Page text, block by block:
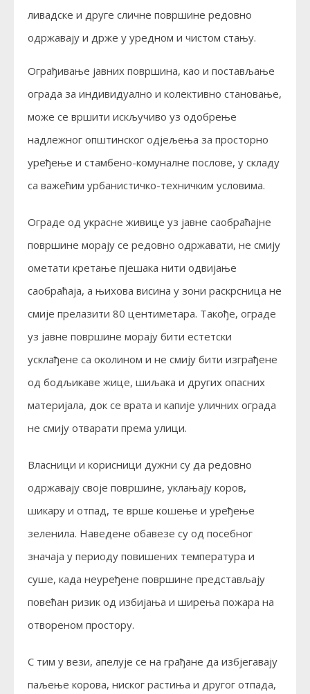
ливадске и друге сличне површине редовно
одржавају и држе у уредном и чистом стању.
Ограђивање јавних површина, као и постављање
ограда за индивидуално и колективно становање,
може се вршити искључиво уз одобрење
надлежног општинског одјељења за просторно
уређење и стамбено-комуналне послове, у складу
са важећим урбанистичко-техничким условима.
Ограде од украсне живице уз јавне саобраћајне
површине морају се редовно одржавати, не смију
ометати кретање пјешака нити одвијање
саобраћаја, а њихова висина у зони раскрсница не
смије прелазити 80 центиметара. Такође, ограде
уз јавне површине морају бити естетски
усклађене са околином и не смију бити изграђене
од бодљикаве жице, шиљака и других опасних
материјала, док се врата и капије уличних ограда
не смију отварати према улици.
Власници и корисници дужни су да редовно
одржавају своје површине, уклањају коров,
шикару и отпад, те врше кошење и уређење
зеленила. Наведене обавезе су од посебног
значаја у периоду повишених температура и
суше, када неуређене површине представљају
повећан ризик од избијања и ширења пожара на
отвореном простору.
С тим у вези, апелује се на грађане да избјегавају
паљење корова, ниског растиња и другог отпада,